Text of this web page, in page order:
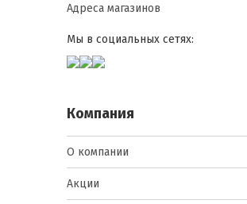
Адреса магазинов
Мы в социальных сетях:
Компания
О компании
Акции